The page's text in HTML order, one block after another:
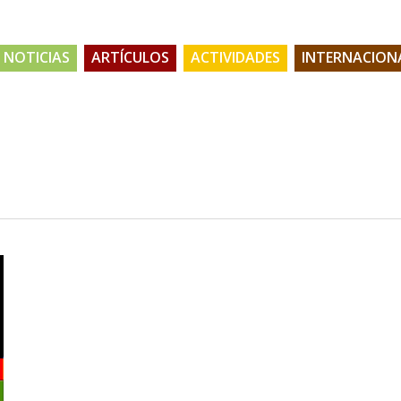
NOTICIAS ARTÍCULOS ACTIVIDADES